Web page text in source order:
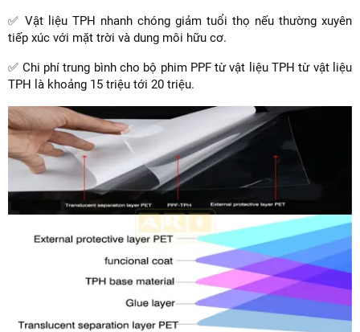
✅ Vật liệu TPH nhanh chóng giảm tuổi thọ nếu thường xuyên
tiếp xúc với mặt trời và dung môi hữu cơ.
✅ Chi phí trung bình cho bộ phim PPF từ vật liệu TPH từ vật liệu
TPH là khoảng 15 triệu tới 20 triệu.